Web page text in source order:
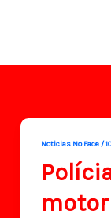
Noticias No Face /